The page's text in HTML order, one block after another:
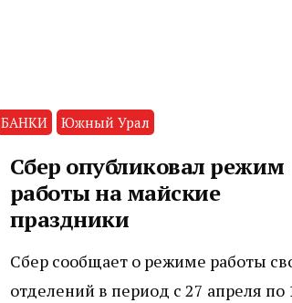
БАНКИ Южный Урал
Сбер опубликовал режим
работы на майские
праздники
Сбер сообщает о режиме работы
отделений в период с 27 апреля по